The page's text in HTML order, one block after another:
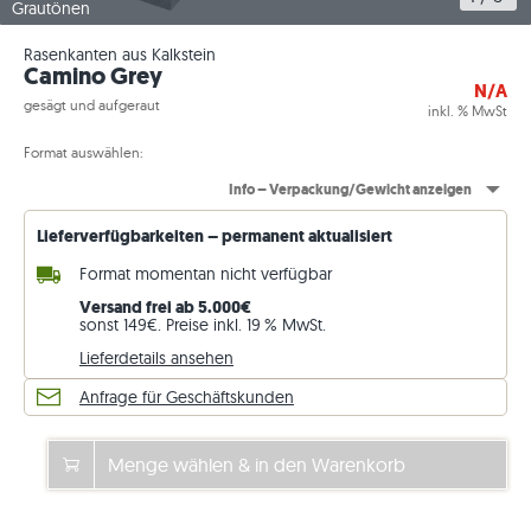
Grautönen
Rasenkanten aus Kalkstein
Camino Grey
gesägt und aufgeraut
N/A
inkl. % MwSt
Format auswählen:
Info – Verpackung/Gewicht anzeigen
Lieferverfügbarkeiten – permanent aktualisiert
Format momentan nicht verfügbar
Versand frei ab 5.000€
sonst 149€. Preise inkl. 19 % MwSt.
Lieferdetails ansehen
Anfrage für Geschäftskunden
Menge wählen & in den Warenkorb